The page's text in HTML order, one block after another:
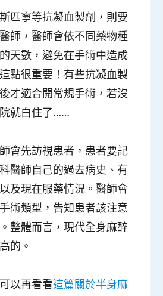
匹寧等抗凝血製劑，則要
師 ，醫師會依不同藥物種
天數，避免在手術中造成
點很重要！有些抗凝血製
才適合開常規手術，若沒
就白住了……
會先訪視患者，患者要記
醫師自己的過去病史 、有
及現在服藥情況 。醫師會
術類型，告知患者該注意
整體而言，現代全身麻醉
的。
以再看看這篇關於半身麻